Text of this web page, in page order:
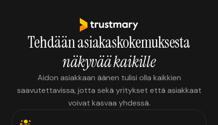
Tehdään asiakaskokemuksesta
näkyvää kaikille
Aidon asiakkaan äänen tulisi olla kaikkien
saavutettavissa, jotta sekä yritykset että asiakkaat
voivat kasvaa yhdessä.